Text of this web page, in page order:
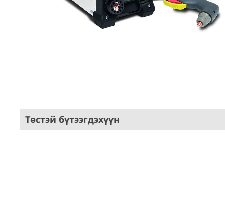
Төстэй бүтээгдэхүүн